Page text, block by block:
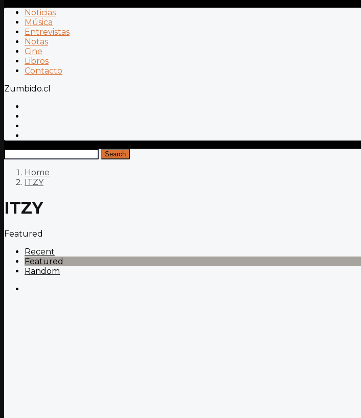
Noticias
Música
Entrevistas
Notas
Cine
Libros
Contacto
Zumbido.cl
Search
Home
ITZY
ITZY
Featured
Recent
Featured
Random